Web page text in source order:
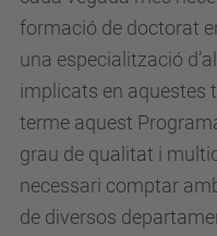
formació de doctorat
una especialització
implicats en aquestes
terme aquest
grau de qualitat i
necessari comptar
de diversos